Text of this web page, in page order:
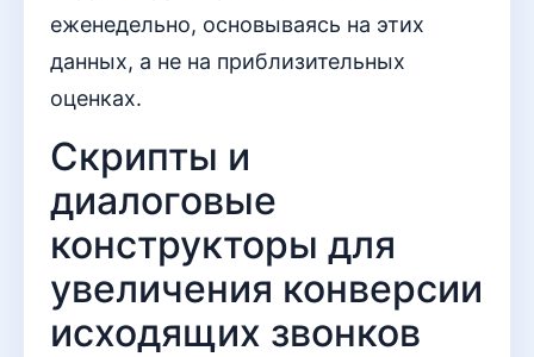
еженедельно, основываясь на этих
данных, а не на приблизительных
оценках.
Скрипты и
диалоговые
конструкторы для
увеличения конверсии
исходящих звонков